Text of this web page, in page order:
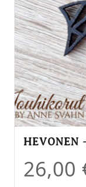
HEVONEN
26,00